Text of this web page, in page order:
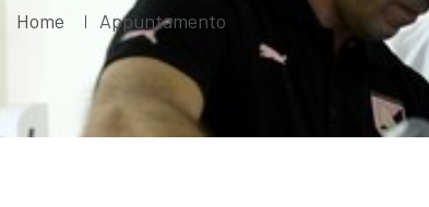
Home Appuntamento